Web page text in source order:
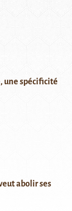
une spécificité
abolir ses